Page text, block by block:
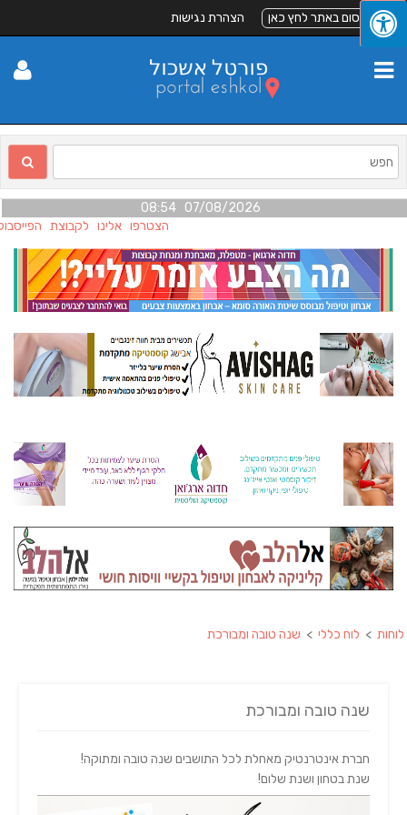
לפרסום באתר לחץ כאן הצהרת נגישות
07/08/2026 08:54
הצטרפו אלינו לקבוצת
לוחות > לוח כללי > שנה טובה ומבורכת
שנה טובה ומבורכת
חברת אינטרנטיק מאחלת לכל התושבים שנה טובה ומתוקה!
שנת בטחון ושנת שלום!